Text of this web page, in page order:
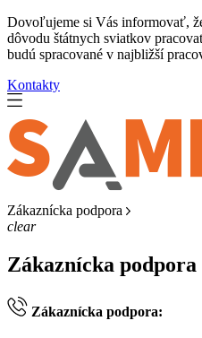
Dovoľujeme si Vás informovať,
dôvodu štátnych sviatkov
budú spracované v najbližší
Kontakty
Zákaznícka podpora
clear
Zákaznícka podpora
Zákaznícka podpora: